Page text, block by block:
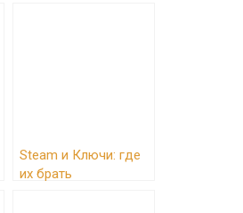
Steam и Ключи: где
их брать